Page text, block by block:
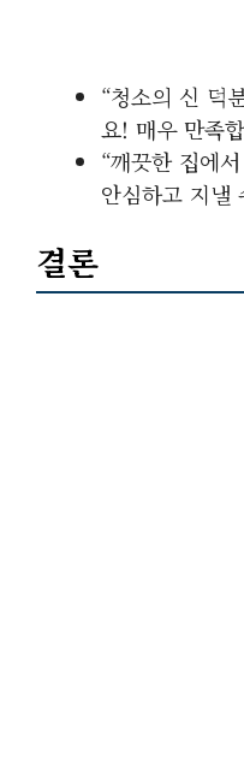
“청소의 신 덕
요! 매우 만족
“깨끗한 집에
안심하고 지낼
결론